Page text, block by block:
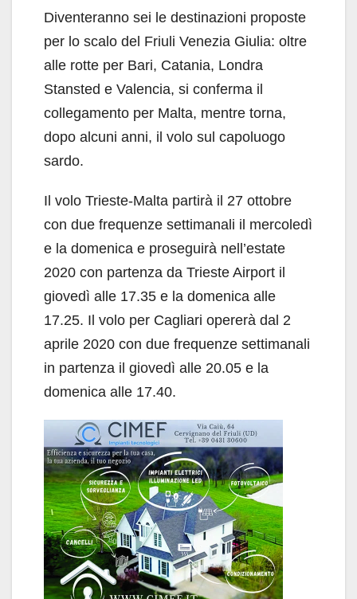
Diventeranno sei le destinazioni proposte
per lo scalo del Friuli Venezia Giulia: oltre
alle rotte per Bari, Catania, Londra
Stansted e Valencia, si conferma il
collegamento per Malta, mentre torna,
dopo alcuni anni, il volo sul capoluogo
sardo.
Il volo Trieste-Malta partirà il 27 ottobre
con due frequenze settimanali il mercoledì
e la domenica e proseguirà nell’estate
2020 con partenza da Trieste Airport il
giovedì alle 17.35 e la domenica alle
17.25. Il volo per Cagliari opererà dal 2
aprile 2020 con due frequenze settimanali
in partenza il giovedì alle 20.05 e la
domenica alle 17.40.